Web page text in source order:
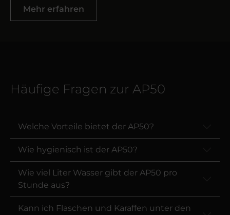
Mehr erfahren
Häufige Fragen zur AP50
Welche Vorteile bietet der AP50?
Wie hygienisch ist der AP50?
Wie viel Liter Wasser gibt der AP50 pro
Stunde aus?
Kann ich Flaschen und Karaffen unter den